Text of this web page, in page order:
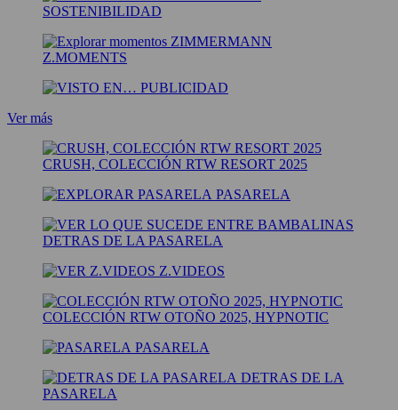
SOSTENIBILIDAD
Z.MOMENTS
PUBLICIDAD
Ver más
CRUSH, COLECCIÓN RTW RESORT 2025
PASARELA
DETRAS DE LA PASARELA
Z.VIDEOS
COLECCIÓN RTW OTOÑO 2025, HYPNOTIC
PASARELA
DETRAS DE LA
PASARELA